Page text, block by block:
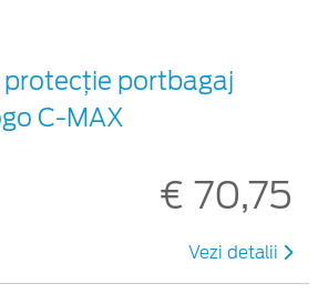
protecţie portbagaj
C-MAX
€ 70,75
Vezi detalii